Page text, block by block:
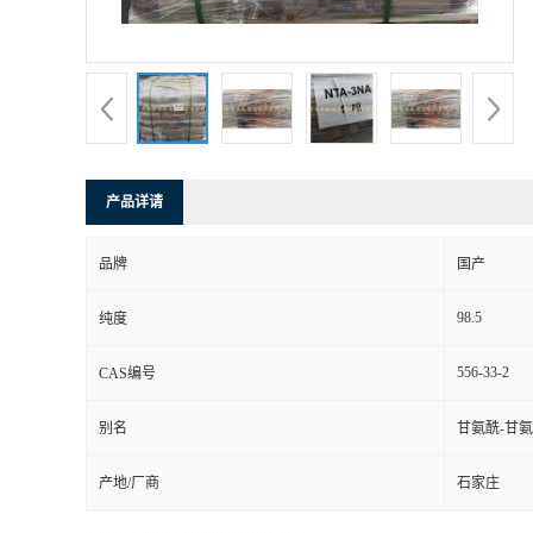
产品详请
品牌 国产
纯度 98.5
CAS编号 556-33-2
别名 甘氨酰-甘
产地/厂商 石家庄